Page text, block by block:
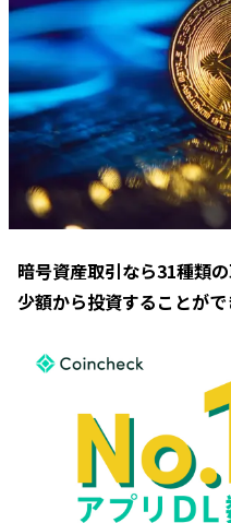
暗号資産取引なら31種類
少額から投資することが